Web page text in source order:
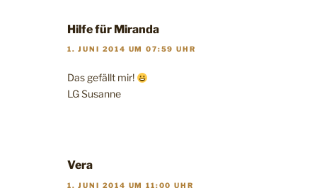
Hilfe für Miranda
1. JUNI 2014 UM 07:59 UHR
Das gefällt mir!
LG Susanne
Vera
1. JUNI 2014 UM 11:00 UHR